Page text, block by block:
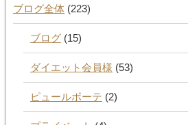
ブログ全体(223)
ブログ(15)
ダイエット会員様 (53)
ピュールボーテ (2)